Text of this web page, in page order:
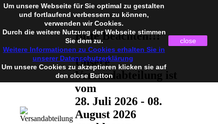
Bitte Beachten!!!
Unsere
Versandabteilung ist
vom
28. Juli 2026 - 08.
August 2026
Um unsere Webseite für Sie optimal zu gestalten
und fortlaufend verbessern zu können,
verwenden wir Cookies.
Durch die weitere Nutzung der Webseite stimmen
Sie dem zu.
Weitere Informationen zu Cookies erhalten Sie in
unserer Datenschutzerklärung
Um unsere Cookies zu akzeptieren klicken sie auf
den close Button
close